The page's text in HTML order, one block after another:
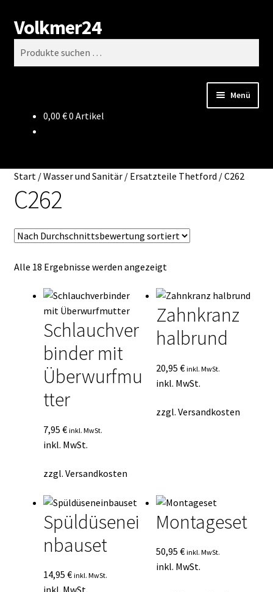
Zur
Navigation
springen
Zum
Inhalt
springen
Volkmer24
Suchen
Menü
Impressum
Mein Konto
Mein Konto
Vertrag widerrufen
0,00 €0 Artikel
Start/Wasser und Sanitär/ Ersatzteile Thetford /C262
C262
Alle 18 Ergebnisse werden angezeigtNach
sortiert
Schlauchver
binder mit
Überwurfmu
tter
7,95 € inkl. MwSt.
inkl. MwSt.
zzgl. Versandkosten
Zahnkranz
halbrund
20,95€ inkl. MwSt.
inkl. MwSt.
zzgl.Versandkosten
Spüldüsenei
nbauset
14,95 € inkl. MwSt.
Montageset
50,95€ inkl. MwSt.
inkl. MwSt.